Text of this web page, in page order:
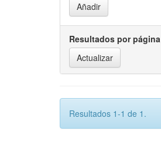
Resultados por página
Resultados 1-1 de 1.